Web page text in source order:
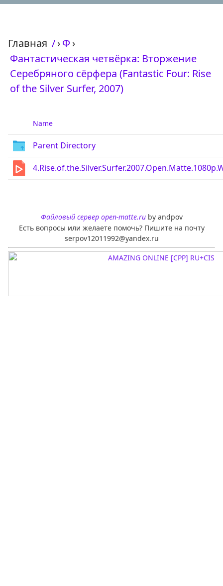
Главная /›Ф ›
Фантастическая четвёрка: Вторжение
Серебряного сёрфера (Fantastic Four: Rise
of the Silver Surfer, 2007)
Name
Parent Directory
Файловый сервер open-matte.ruby andpov
Есть вопросы или желаете помочь? Пишите на почту
serpov12011992@yandex.ru